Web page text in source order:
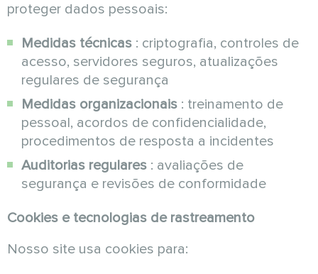
proteger dados pessoais:
Medidas técnicas : criptografia, controles de
acesso, servidores seguros, atualizações
regulares de segurança
Medidas organizacionais : treinamento de
pessoal, acordos de confidencialidade,
procedimentos de resposta a incidentes
Auditorias regulares : avaliações de
segurança e revisões de conformidade
Cookies e tecnologias de rastreamento
Nosso site usa cookies para: